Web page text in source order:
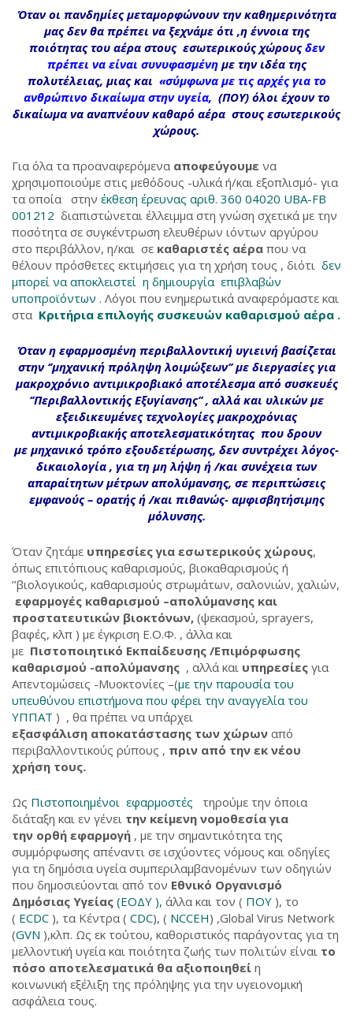
Όταν οι πανδημίες μεταμορφώνουν την καθημερινότητα
μας δεν θα πρέπει να ξεχνάμε ότι ,η έννοια της
ποιότητας του αέρα στους εσωτερικούς χώρουςδεν
πρέπει να είναι συνυφασμένημε την ιδέα της
πολυτέλειας, μιας και «σύμφωνα με τις αρχές για το
ανθρώπινο δικαίωμα στην υγεία, (ΠΟΥ) όλοι έχουν το
δικαίωμα να αναπνέουν καθαρό αέρα στους εσωτερικούς
χώρους.
Για όλα τα προαναφερόμενα αποφεύγουμε να
χρησιμοποιούμε στις μεθόδους -υλικά ή/και εξοπλισμό- για
τα οποία στην έκθεση έρευνας αριθ. 360 04020 UBA-FB
001212 διαπιστώνεται έλλειμμα στη γνώση σχετικά με την
ποσότητα σε συγκέντρωση ελευθέρων ιόντων αργύρου
στο περιβάλλον, η/και σε καθαριστές αέρα που να
θέλουν πρόσθετες εκτιμήσεις για τη χρήση τους , διότι δεν
μπορεί να αποκλειστεί η δημιουργία επιβλαβών
υποπροϊόντων . Λόγοι που ενημερωτικά αναφερόμαστε και
στα Κριτήρια επιλογής συσκευών καθαρισμού αέρα .
Όταν η εφαρμοσμένη περιβαλλοντική υγιεινή βασίζεται
στην ‘’μηχανική πρόληψη λοιμώξεων’’ με διεργασίες για
μακροχρόνιο αντιμικροβιακό αποτέλεσμα από συσκευές
‘’Περιβαλλοντικής Εξυγίανσης’’ , αλλά και υλικών με
εξειδικευμένες τεχνολογίεςμακροχρόνιας
αντιμικροβιακής αποτελεσματικότητας που δρουν
με μηχανικό τρόπο εξουδετέρωσης, δεν συντρέχει λόγος-
δικαιολογία , για τη μη λήψη ή /και συνέχεια των
απαραίτητων μέτρων απολύμανσης, σε περιπτώσεις
εμφανούς – ορατής ή /και πιθανώς- αμφισβητήσιμης
μόλυνσης.
Όταν ζητάμε υπηρεσίες για εσωτερικούς χώρους,
όπως επιτόπιους καθαρισμούς, βιοκαθαρισμούς ή
’’βιολογικούς, καθαρισμούς στρωμάτων, σαλονιών, χαλιών,
εφαρμογές καθαρισμού –απολύμανσης και
προστατευτικών βιοκτόνων, (ψεκασμού, sprayers,
βαφές, κλπ ) με έγκριση Ε.Ο.Φ. , άλλα και
με Πιστοποιητικό Εκπαίδευσης /Επιμόρφωσης
καθαρισμού -απολύμανσης , αλλά και υπηρεσίες για
Απεντομώσεις -Μυοκτονίες –(με την παρουσία του
υπευθύνου επιστήμονα που φέρει την αναγγελία του
ΥΠΠΑΤ ) , θα πρέπει να υπάρχει
εξασφάλιση αποκατάστασης των χώρων από
περιβαλλοντικούς ρύπους , πριν από την εκ νέου
χρήση τους.
Ως Πιστοποιημένοι εφαρμοστές
τηρούμε την όποια
διάταξη και εν γένει την κείμενη νομοθεσία για
την ορθή εφαρμογή , με την σημαντικότητα της
συμμόρφωσης απέναντι σε ισχύοντες νόμους και οδηγίες
για τη δημόσια υγεία συμπεριλαμβανομένων των οδηγιών
που δημοσιεύονται από τον Εθνικό Οργανισμό
Δημόσιας Υγείας (ΕΟΔΥ ), άλλα και τον ( ΠΟΥ ), το
( ECDC ), τα Κέντρα ( CDC), ( NCCEH) ,Global Virus Network
(GVN ),κλπ. Ως εκ τούτου, καθοριστικός παράγοντας για τη
μελλοντική υγεία και ποιότητα ζωής των πολιτών είναι το
πόσο αποτελεσματικά θα αξιοποιηθεί η
κοινωνική εξέλιξη της πρόληψης για την υγειονομική
ασφάλεια τους.